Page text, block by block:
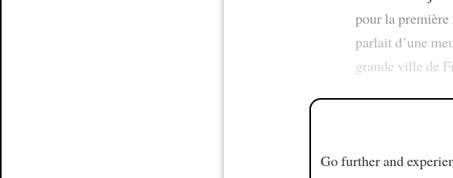
pour la
parlait d’une
grande ville de
Go further and